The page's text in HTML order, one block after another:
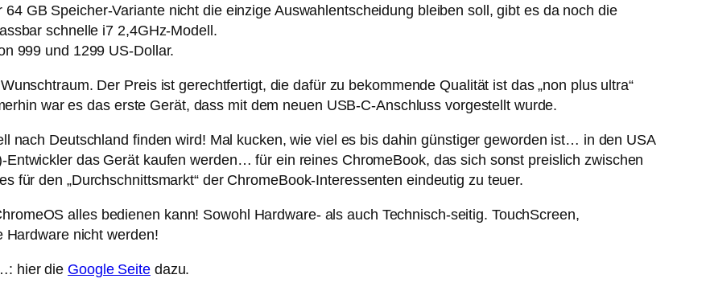
GB Speicher-Variante nicht die einzige Auswahlentscheidung bleiben soll, gibt es da noch die
schnelle i7 2,4GHz-Modell.
999 und 1299 US-Dollar.
Der Preis ist gerechtfertigt, die dafür zu bekommende Qualität ist das „non plus ultra“
war es das erste Gerät, dass mit dem neuen USB-C-Anschluss vorgestellt wurde.
nach Deutschland finden wird! Mal kucken, wie viel es bis dahin günstiger geworden ist… in den USA
das Gerät kaufen werden… für ein reines ChromeBook, das sich sonst preislich zwischen
für den „Durchschnittsmarkt“ der ChromeBook-Interessenten eindeutig zu teuer.
alles bedienen kann! Sowohl Hardware- als auch Technisch-seitig. TouchScreen,
nicht werden!
hier die Google Seitedazu.